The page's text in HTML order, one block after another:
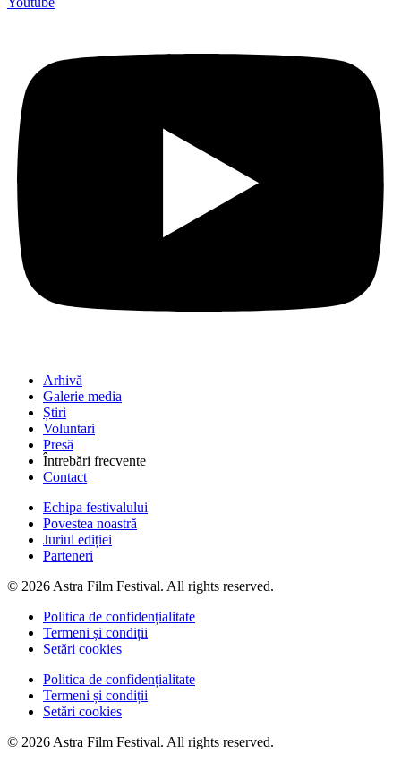
Arhivă
Galerie media
Știri
Voluntari
Presă
Întrebări frecvente
Contact
Echipa festivalului
Povestea noastră
Juriul ediției
Parteneri
© 2026 Astra Film Festival. All rights reserved.
Politica de confidențialitate
Termeni și condiții
Setări cookies
Politica de confidențialitate
Termeni și condiții
Setări cookies
© 2026 Astra Film Festival. All rights reserved.